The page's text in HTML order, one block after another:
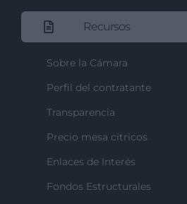
Recursos
Sobre la Cámara
Perfil del contratante
Transparencia
Precio mesa citricos
Enlaces de Interés
Fondos Estructurales